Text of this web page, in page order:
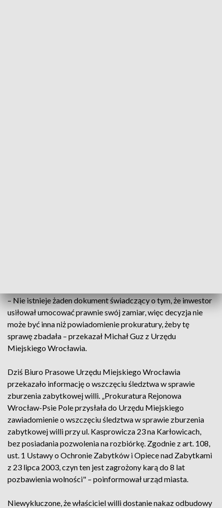
– Nie istnieje żaden dokument świadczący o tym, że inwestor
usiłował umocować prawnie swój zamiar, więc decyzja nie
może być inna niż powiadomienie prokuratury, żeby tę
sprawę zbadała – przekazał Michał Guz z Urzędu
Miejskiego Wrocławia.
Dziś Biuro Prasowe Urzędu Miejskiego Wrocławia
przekazało informację o wszczęciu śledztwa w sprawie
zburzenia zabytkowej willi. „Prokuratura Rejonowa
Wrocław-Psie Pole przysłała do Urzędu Miejskiego
zawiadomienie o wszczęciu śledztwa w sprawie zburzenia
zabytkowej willi przy ul. Kasprowicza 23 na Karłowicach,
bez posiadania pozwolenia na rozbiórkę. Zgodnie z art. 108,
ust. 1 Ustawy o Ochronie Zabytków i Opiece nad Zabytkami
z 23 lipca 2003, czyn ten jest zagrożony karą do 8 lat
pozbawienia wolności" – poinformował urząd miasta.
Niewykluczone, że właściciel willi dostanie nakaz odbudowy